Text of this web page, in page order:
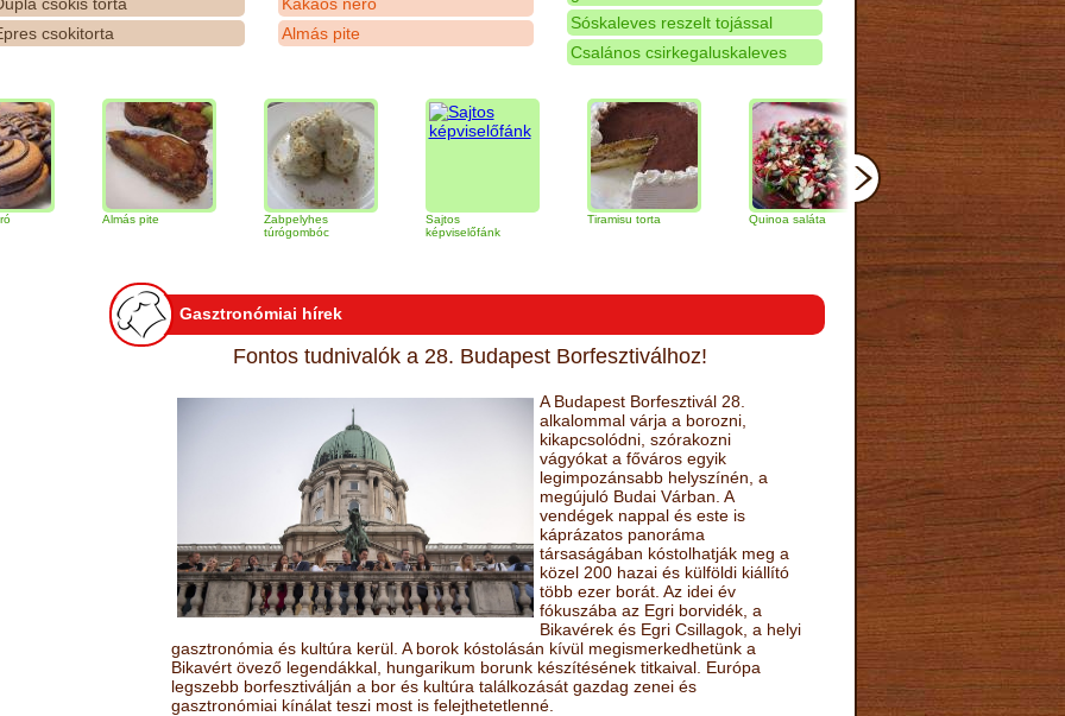
csokitorta
Almás pite
Sóskaleves reszelt tojással
Csalános csirkegaluskaleves
Almás pite
Zabpelyhes
túrógombóc
képviselőfánk
Tiramisu torta Quinoa saláta Mandulás kifli
Gasztronómiai hírek
Fontos tudnivalók a 28. Budapest Borfesztiválhoz!
A Budapest Borfesztivál 28.
alkalommal várja a borozni,
kikapcsolódni, szórakozni
vágyókat a főváros egyik
legimpozánsabb helyszínén, a
megújuló Budai Várban. A
vendégek nappal és este is
káprázatos panoráma
társaságában kóstolhatják meg a
közel 200 hazai és külföldi kiállító
több ezer borát. Az idei év
fókuszába az Egri borvidék, a
Bikavérek és Egri Csillagok, a helyi
gasztronómia és kultúra kerül. A borok kóstolásán kívül megismerkedhetünk a
Bikavért övező legendákkal, hungarikum borunk készítésének titkaival. Európa
legszebb borfesztiválján a bor és kultúra találkozását gazdag zenei és
gasztronómiai kínálat teszi most is felejthetetlenné.